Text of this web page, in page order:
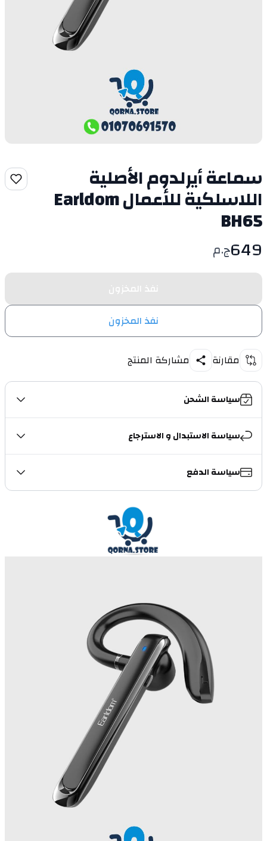
سماعة أيرلدوم الأصلية
اللاسلكية للأعمال Earldom
BH65
649ج.م
نفذ المخزون
نفذ المخزون
مقارنة مشاركة المنتج
سياسة الشحن
سياسة الاستبدال و الاسترجاع
سياسة الدفع